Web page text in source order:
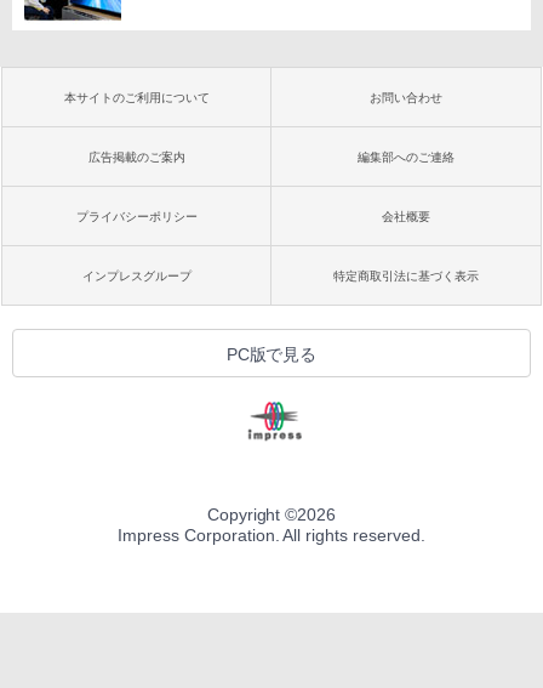
本サイトのご利用について お問い合わせ
広告掲載のご案内 編集部へのご連絡
プライバシーポリシー 会社概要
インプレスグループ 特定商取引法に基づく表示
PC版で見る
Copyright ©2026
Impress Corporation. All rights reserved.